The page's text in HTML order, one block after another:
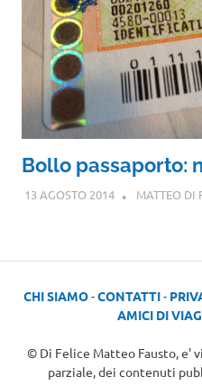
Bollo passaporto:
13 AGOSTO 2014 MATTEO DI
CHI SIAMO-CONTATTI-
AMICI DI
© Di Felice Matteo Fausto, e'
parziale, dei contenuti